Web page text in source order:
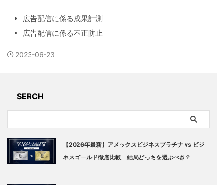
広告配信に係る成果計測
広告配信に係る不正防止
2023-06-23
SERCH
【2026年最新】アメックスビジネスプラチナ vs ビジ
ネスゴールド徹底比較｜結局どっちを選ぶべき？